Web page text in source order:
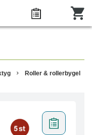
Roller & rollerbygel